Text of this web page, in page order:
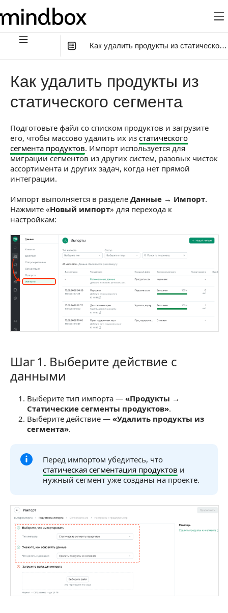
Как удалить продукты из статического
Шаг 1. Выберите действие с данными
Шаг 3. Сопоставьте поля файла
Шаг 4. Настройте импорт
Шаг 5. Проверьте и запустите импорт
Как отслеживать импорт
Результат импорта
Как удалить продукты из
статического сегмента
Подготовьте файл со списком продуктов и загрузите
его, чтобы массово удалить их из статического
сегмента продуктов. Импорт используется для
миграции сегментов из других систем, разовых чисток
ассортимента и других задач, когда нет прямой
интеграции.
Импорт выполняется в разделе Данные → Импорт.
Нажмите «Новый импорт» для перехода к
настройкам:
Шаг 1. Выберите действие с данными
Шаг 1. Выберите действие с
данными
Выберите тип импорта — «Продукты →
Статические сегменты продуктов».
Выберите действие — «Удалить продукты из
сегмента».
Перед импортом убедитесь, что
статическая сегментация продуктов и
нужный сегмент уже созданы на проекте.